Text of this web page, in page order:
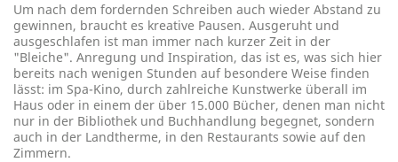
Um nach dem fordernden Schreiben auch wieder Abstand zu
gewinnen, braucht es kreative Pausen. Ausgeruht und
ausgeschlafen ist man immer nach kurzer Zeit in der
"Bleiche". Anregung und Inspiration, das ist es, was sich hier
bereits nach wenigen Stunden auf besondere Weise finden
lässt: im Spa-Kino, durch zahlreiche Kunstwerke überall im
Haus oder in einem der über 15.000 Bücher, denen man nicht
nur in der Bibliothek und Buchhandlung begegnet, sondern
auch in der Landtherme, in den Restaurants sowie auf den
Zimmern.